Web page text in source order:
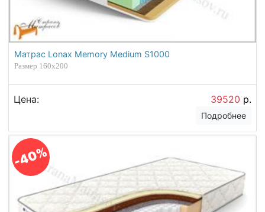
Матрас Lonax Memory Medium S1000
Размер 160х200
Цена: 39520 р.
Подробнее
-40%